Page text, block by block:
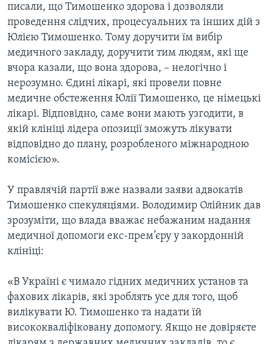
писали, що Тимошенко здорова і дозволяли
проведення слідчих, процесуальних та інших дій з
Юлією Тимошенко. Тому доручити їм вибір
медичного закладу, доручити тим людям, які ще
вчора казали, що вона здорова, – нелогічно і
нерозумно. Єдині лікарі, які провели повне
медичне обстеження Юлії Тимошенко, це німецькі
лікарі. Відповідно, саме вони мають узгодити, в
якій клініці лідера опозиції зможуть лікувати
відповідно до плану, розробленого міжнародною
комісією».
У правлячій партії вже назвали заяви адвокатів
Тимошенко спекуляціями. Володимир Олійник дав
зрозуміти, що влада вважає небажаним надання
медичної допомоги екс-прем’єру у закордонній
клініці:
«В Україні є чимало гідних медичних установ та
фахових лікарів, які зроблять усе для того, щоб
вилікувати Ю. Тимошенко та надати їй
висококваліфіковану допомогу. Якщо не довіряєте